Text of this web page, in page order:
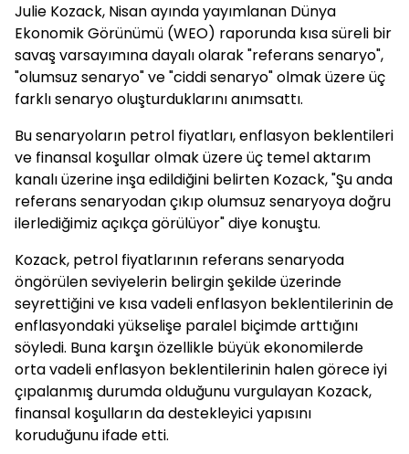
Julie Kozack, Nisan ayında yayımlanan Dünya
Ekonomik Görünümü (WEO) raporunda kısa süreli bir
savaş varsayımına dayalı olarak "referans senaryo",
"olumsuz senaryo" ve "ciddi senaryo" olmak üzere üç
farklı senaryo oluşturduklarını anımsattı.
Bu senaryoların petrol fiyatları, enflasyon beklentileri
ve finansal koşullar olmak üzere üç temel aktarım
kanalı üzerine inşa edildiğini belirten Kozack, "Şu anda
referans senaryodan çıkıp olumsuz senaryoya doğru
ilerlediğimiz açıkça görülüyor" diye konuştu.
Kozack, petrol fiyatlarının referans senaryoda
öngörülen seviyelerin belirgin şekilde üzerinde
seyrettiğini ve kısa vadeli enflasyon beklentilerinin de
enflasyondaki yükselişe paralel biçimde arttığını
söyledi. Buna karşın özellikle büyük ekonomilerde
orta vadeli enflasyon beklentilerinin halen görece iyi
çıpalanmış durumda olduğunu vurgulayan Kozack,
finansal koşulların da destekleyici yapısını
koruduğunu ifade etti.